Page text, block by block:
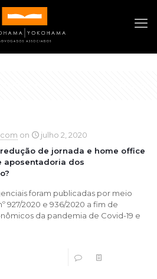
on
julho 2, 2020
de jornada e home office
aposentadoria dos
foram publicadas por meio
927/2020 e 936/2020 a fim de
da pandemia de Covid-19 e